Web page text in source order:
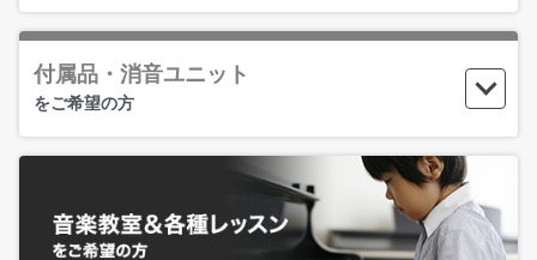
付属品・ 消音ユニット
をご希望の方